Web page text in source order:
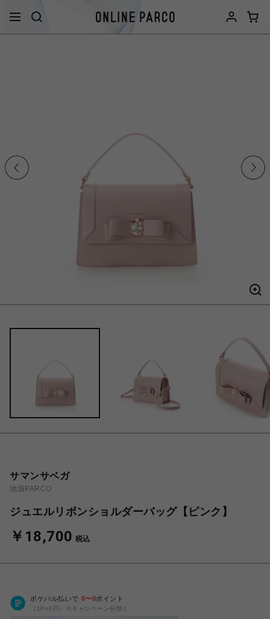
サマンサベガ
池袋PARCO
ジュエルリボンショルダーバッグ【ピンク】
￥18,700 税込
ポケパル払いで 0〜0ポイント
（1P=1円）※キャンペーン分除く